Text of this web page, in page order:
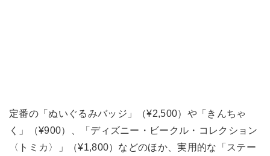
定番の「ぬいぐるみバッジ」（¥2,500）や「きんちゃ
く」（¥900）、「ディズニー・ビークル・コレクション
〈トミカ〉」（¥1,800）などのほか、実用的な「ステー